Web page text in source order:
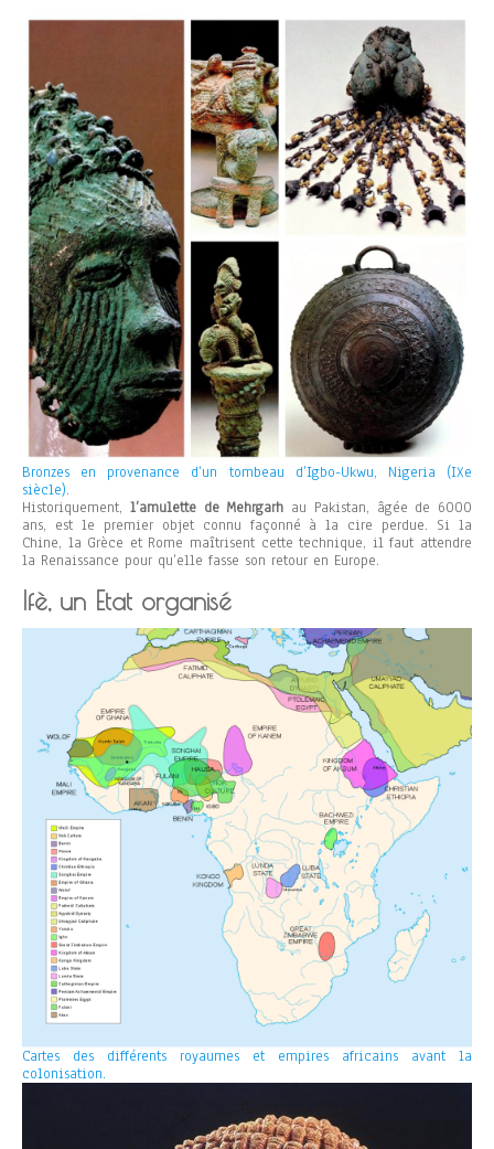
Bronzes en provenance d’un tombeau d’Igbo-Ukwu, Nigeria (IXe
siècle).
Historiquement, l’amulette de Mehrgarh au Pakistan, âgée de 6000
ans, est le premier objet connu façonné à la cire perdue. Si la
Chine, la Grèce et Rome maîtrisent cette technique, il faut attendre
la Renaissance pour qu’elle fasse son retour en Europe.
Ifè, un Etat organisé
Cartes des différents royaumes et empires africains avant la
colonisation.